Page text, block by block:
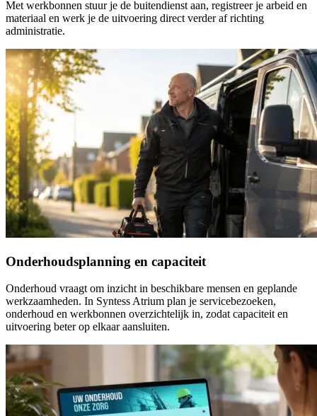
Met werkbonnen stuur je de buitendienst aan, registreer je arbeid en
materiaal en werk je de uitvoering direct verder af richting
administratie.
Onderhoudsplanning en capaciteit
Onderhoud vraagt om inzicht in beschikbare mensen en geplande
werkzaamheden. In Syntess Atrium plan je servicebezoeken,
onderhoud en werkbonnen overzichtelijk in, zodat capaciteit en
uitvoering beter op elkaar aansluiten.